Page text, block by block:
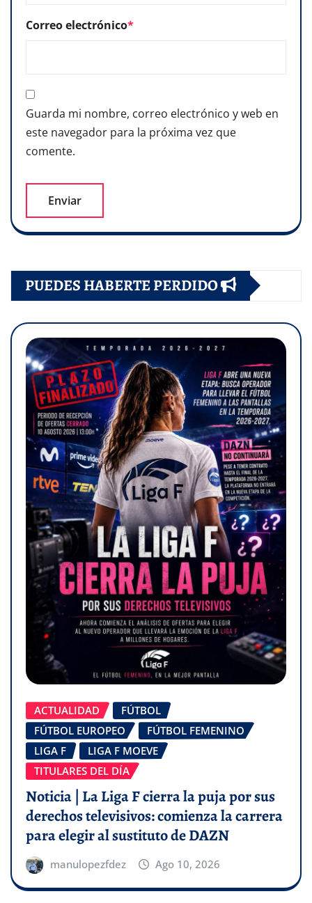
Correo electrónico*
Guarda mi nombre, correo electrónico y web en
este navegador para la próxima vez que
comente.
PUEDES HABERTE PERDIDO
ACTUALIDAD
FÚTBOL
FÚTBOL EUROPEO
FÚTBOL FEMENINO
LIGA F
LIGA F MOEVE
TITULARES DEL DÍA
Noticia | La Liga F cierra la puja por sus
derechos televisivos: comienza la carrera
para elegir al sustituto de DAZN
manulopezfdez Ago 10, 2026